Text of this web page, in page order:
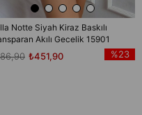
Notte Siyah Kiraz Baskılı
Akılı Gecelik 15901
₺451,90 %23